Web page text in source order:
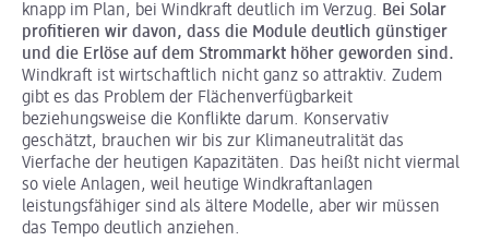
knapp im Plan, bei Windkraft deutlich im Verzug. Bei Solar
profitieren wir davon, dass die Module deutlich günstiger
und die Erlöse auf dem Strommarkt höher geworden sind.
Windkraft ist wirtschaftlich nicht ganz so attraktiv. Zudem
gibt es das Problem der Flächenverfügbarkeit
beziehungsweise die Konflikte darum. Konservativ
geschätzt, brauchen wir bis zur Klimaneutralität das
Vierfache der heutigen Kapazitäten. Das heißt nicht viermal
so viele Anlagen, weil heutige Windkraftanlagen
leistungsfähiger sind als ältere Modelle, aber wir müssen
das Tempo deutlich anziehen.